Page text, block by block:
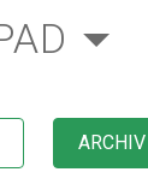
ARCHIV